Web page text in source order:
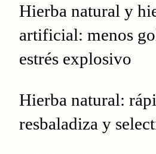
Hierba natural y
artificial: menos
estrés explosivo
Hierba natural:
resbaladiza y